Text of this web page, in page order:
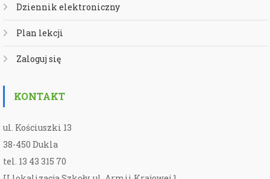
Dziennik elektroniczny
Plan lekcji
Zaloguj się
KONTAKT
ul. Kościuszki 13
38-450 Dukla
tel. 13 43 315 70